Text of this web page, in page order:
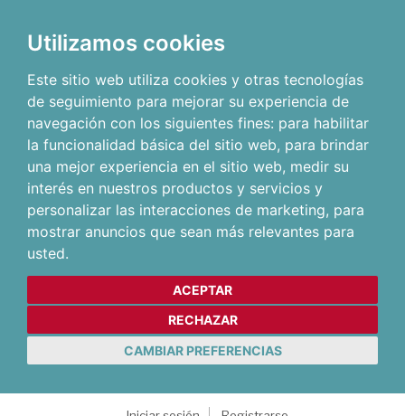
Utilizamos cookies
Este sitio web utiliza cookies y otras tecnologías
de seguimiento para mejorar su experiencia de
navegación con los siguientes fines: para habilitar
la funcionalidad básica del sitio web, para brindar
una mejor experiencia en el sitio web, medir su
interés en nuestros productos y servicios y
personalizar las interacciones de marketing, para
mostrar anuncios que sean más relevantes para
usted.
ACEPTAR
RECHAZAR
CAMBIAR PREFERENCIAS